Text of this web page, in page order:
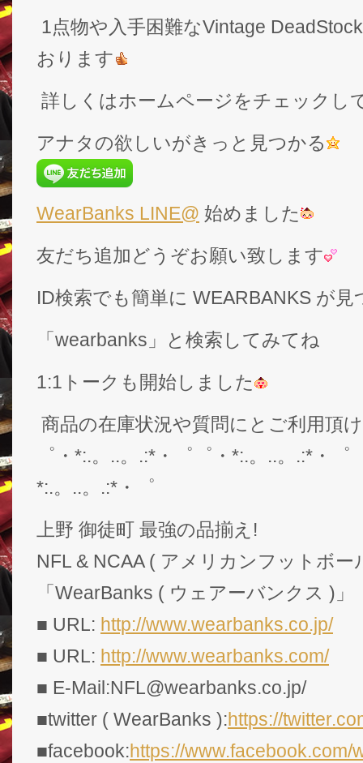
1点物や入手困難なVintage
おります
詳しくはホームページをチェックし
アナタの欲しいがきっと見つかる
WearBanks LINE@ 始めました
友だち追加どうぞお願い致します
ID検索でも簡単に WEARBANKS が
「wearbanks」と検索してみてね
1:1トークも開始しました
商品の在庫状況や質問にとご利用頂
゜・*:.。..。.:*・゜゜・*:.。..。.:*・
*:.。..。.:*・゜
上野 御徒町 最強の品揃え!
NFL & NCAA ( アメリカンフットボー
「WearBanks ( ウェアーバンクス )」
■ URL: http://www.wearbanks.co.jp/
■ URL: http://www.wearbanks.com/
■ E-Mail:NFL@wearbanks.co.jp/
■twitter ( WearBanks ):https://
■facebook:https://www.facebook.com/